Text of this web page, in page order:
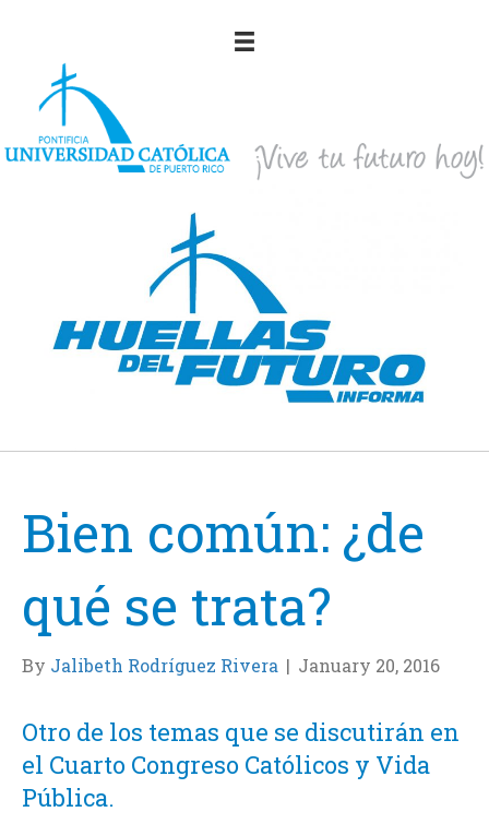
Bien común: ¿de
qué se trata?
By Jalibeth Rodríguez Rivera | January 20, 2016
Otro de los temas que se discutirán en
el Cuarto Congreso Católicos y Vida
Pública.